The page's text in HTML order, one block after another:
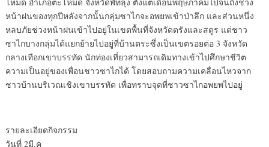
หน้าฝนของทุกปีหลังจากนั้นกลุ่มซาไกจะอพยพเข้าป่าลึก และส่วนหนึ่ง
หลบภัยช่วงหน้าฝนเข้าไปอยู่ในเขตพื้นที่จังหวัดตรังและสตูร แต่ชาว
ซาไกบางกลุ่มได้แยกย้ายไปอยู่ที่บ้านตระซึ่งเป็นเขตรอยต่อ 3 จังหวัด
กลางเทือกเขาบรรทัด นักท่องเที่ยวสามารถเดิมทางเข้าไปศึกษาชีวิต
ความเป็นอยู่ของเพื่อนชาวซาไกได้ โดยสอบถามความเคลื่อนไหวจาก
ชาวบ้านบริเวณเชิงเขาบรรทัด เพื่อทราบจุดที่ชาวซาไกอพยพไปอยู่
รายละเอียดกิจกรรม
วันที่ 2มี.ค